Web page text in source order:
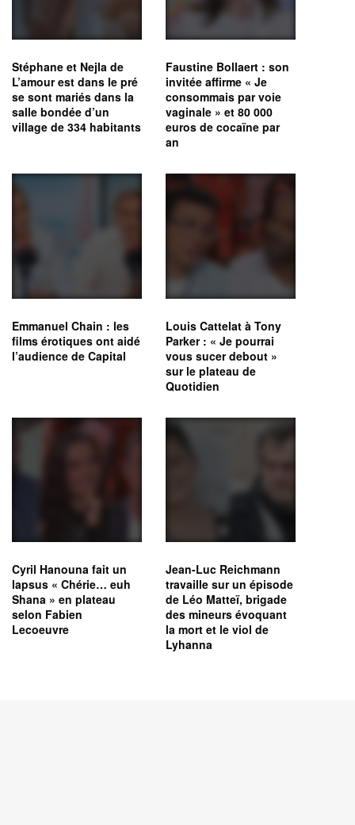
Stéphane et Nejla de
L’amour est dans le pré
se sont mariés dans la
salle bondée d’un
village de 334 habitants
Faustine Bollaert : son
invitée affirme « Je
consommais par voie
vaginale » et 80 000
euros de cocaïne par
an
Emmanuel Chain : les
films érotiques ont aidé
l’audience de Capital
Louis Cattelat à Tony
Parker : « Je pourrai
vous sucer debout »
sur le plateau de
Quotidien
Cyril Hanouna fait un
lapsus « Chérie… euh
Shana » en plateau
selon Fabien
Lecoeuvre
Jean-Luc Reichmann
travaille sur un épisode
de Léo Matteï, brigade
des mineurs évoquant
la mort et le viol de
Lyhanna